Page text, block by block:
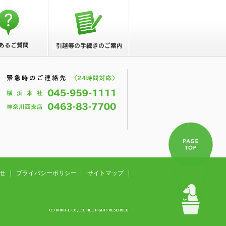
プライバシーポリシー サイトマップ